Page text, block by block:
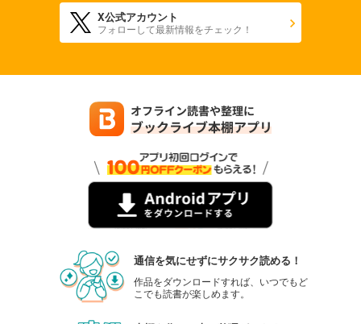
X公式アカウント
フォローして最新情報をチェック！
通信を気にせずにサクサク読める！
作品をダウンロードすれば、いつでもど
こでも読書が楽しめます。